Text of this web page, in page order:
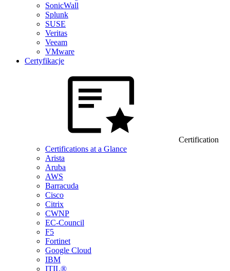
SonicWall
Splunk
SUSE
Veritas
Veeam
VMware
Certyfikacje
Certification
Certifications at a Glance
Arista
Aruba
AWS
Barracuda
Cisco
Citrix
CWNP
EC-Council
F5
Fortinet
Google Cloud
IBM
ITIL®